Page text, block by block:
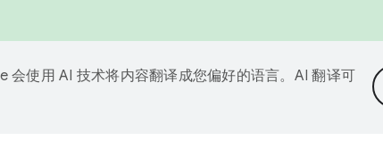
会使用 AI 技术将内容翻译成您偏好的语言。AI 翻译可